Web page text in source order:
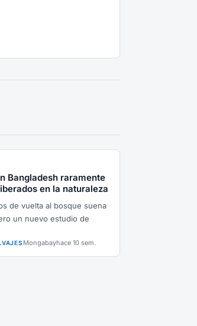
Bangladesh raramente
en la naturaleza
de vuelta al bosque suena
un nuevo estudio de
Mongabayhace 10 sem.